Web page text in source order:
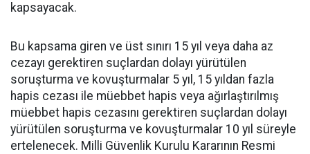
kapsayacak.
Bu kapsama giren ve üst sınırı 15 yıl veya daha az
cezayı gerektiren suçlardan dolayı yürütülen
soruşturma ve kovuşturmalar 5 yıl, 15 yıldan fazla
hapis cezası ile müebbet hapis veya ağırlaştırılmış
müebbet hapis cezasını gerektiren suçlardan dolayı
yürütülen soruşturma ve kovuşturmalar 10 yıl süreyle
ertelenecek. Milli Güvenlik Kurulu Kararının Resmi